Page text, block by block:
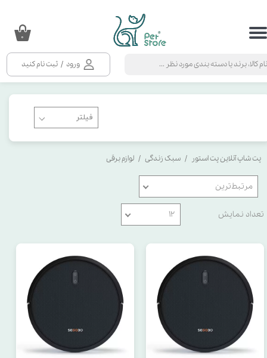
ورود / ثبت نام کنید
حساب کاربری من
سفارشات
۰
پت شاپ آنلاین پت استور سبک زندگی لوازم برقی
مرتبط‌ترین
تعداد نمایش ۱۲